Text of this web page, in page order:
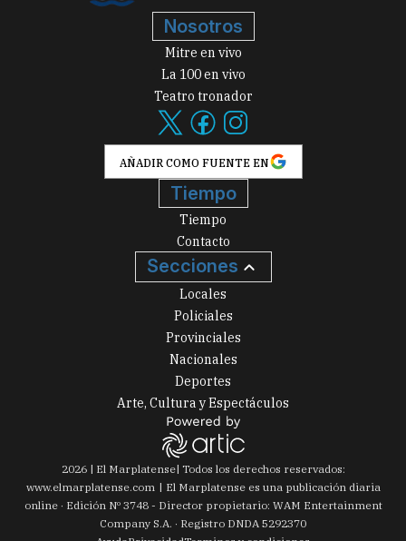
Nosotros
Mitre en vivo
La 100 en vivo
Teatro tronador
AÑADIR COMO FUENTE EN
Tiempo
Tiempo
Contacto
Secciones
Locales
Policiales
Provinciales
Nacionales
Deportes
Arte, Cultura y Espectáculos
2026| El Marplatense| Todos los derechos reservados:
www.elmarplatense.com
El Marplatense es una publicación diaria
online · Edición Nº 3748- Director propietario: WAM Entertainment
Company S.A. · Registro DNDA 5292370